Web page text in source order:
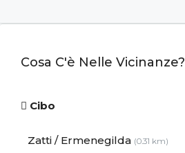
Cosa C'è Nelle Vicinanze?
Cibo
Zatti / Ermenegilda (0.31 km)